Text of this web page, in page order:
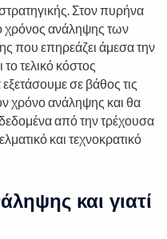
Στον πυρήνα
ο χρόνος ανάληψης των
που επηρεάζει άμεσα την
το τελικό κόστος
σε βάθος τις
χρόνο ανάληψης και θα
από την τρέχουσα
και τεχνοκρατικό
και γιατί